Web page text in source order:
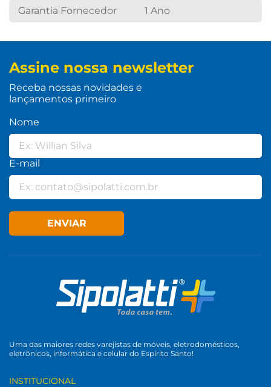
Garantia Fornecedor 1 Ano
Assine nossa newsletter
Receba nossas novidades e
lançamentos primeiro
Nome
E-mail
ENVIAR
Uma das maiores redes varejistas de móveis, eletrodomésticos,
eletrônicos, informática e celular do Espírito Santo!
INSTITUCIONAL